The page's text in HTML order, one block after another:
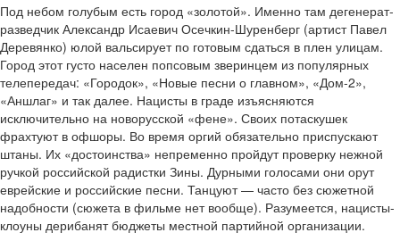
Под небом голубым есть город «золотой». Именно там дегенерат-
разведчик Александр Исаевич Осечкин-Шуренберг (артист Павел
Деревянко) юлой вальсирует по готовым сдаться в плен улицам.
Город этот густо населен попсовым зверинцем из популярных
телепередач: «Городок», «Новые песни о главном», «Дом-2»,
«Аншлаг» и так далее. Нацисты в граде изъясняются
исключительно на новорусской «фене». Своих потаскушек
фрахтуют в офшоры. Во время оргий обязательно приспускают
штаны. Их «достоинства» непременно пройдут проверку нежной
ручкой российской радистки Зины. Дурными голосами они орут
еврейские и российские песни. Танцуют — часто без сюжетной
надобности (сюжета в фильме нет вообще). Разумеется, нацисты-
клоуны дерибанят бюджеты местной партийной организации.